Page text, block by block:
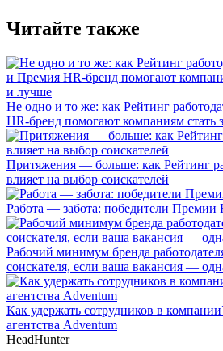
Читайте также
Не одно и то же: как Рейтинг
HR-бренд помогают компаниям стать
Притяжения — больше: как Рейтинг
влияет на выбор соискателей
Работа — забота: победители Премии
Рабочий минимум бренда
соискателя, если ваша вакансия —
Как удержать сотрудников в
агентства Adventum
HeadHunter